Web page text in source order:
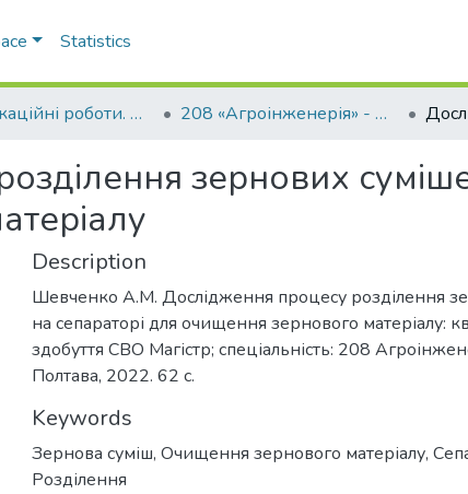
Statistics
Кваліфікаційні роботи. Факультет інженерно-технологічний 208 «Агроінженерія» - Магістри 2022-2023
зернових
Description
Шевченко А.М. Дослідження процесу розділення
на сепараторі для очищення зернового матеріалу:
здобуття СВО Магістр; спеціальність: 208
Полтава, 2022. 62 с.
Keywords
Зернова суміш, Очищення зернового матеріалу,
Розділення